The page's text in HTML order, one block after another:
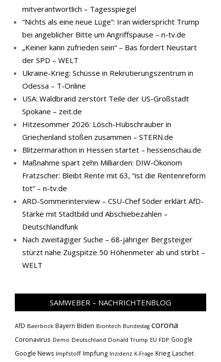
mitverantwortlich – Tagesspiegel
“Nichts als eine neue Lüge”: Iran widerspricht Trump
bei angeblicher Bitte um Angriffspause – n-tv.de
„Keiner kann zufrieden sein“ – Bas fordert Neustart
der SPD – WELT
Ukraine-Krieg: Schüsse in Rekrutierungszentrum in
Odessa – T-Online
USA: Waldbrand zerstört Teile der US-Großstadt
Spokane – zeit.de
Hitzesommer 2026: Lösch-Hubschrauber in
Griechenland stoßen zusammen – STERN.de
Blitzermarathon in Hessen startet – hessenschau.de
Maßnahme spart zehn Milliarden: DIW-Ökonom
Fratzscher: Bleibt Rente mit 63, “ist die Rentenreform
tot” – n-tv.de
ARD-Sommerinterview – CSU-Chef Söder erklärt AfD-
Stärke mit Stadtbild und Abschiebezahlen –
Deutschlandfunk
Nach zweitägiger Suche – 68-jähriger Bergsteiger
stürzt nahe Zugspitze 50 Höhenmeter ab und stirbt –
WELT
SAMWEBER – NACHRICHTENBLOG
AfD Baerbock Bayern Biden Biontech Bundestag corona
Coronavirus Demo Deutschland Donald Trump EU FDP Google
Google News Impfstoff Impfung Inzidenz K-Frage Krieg Laschet